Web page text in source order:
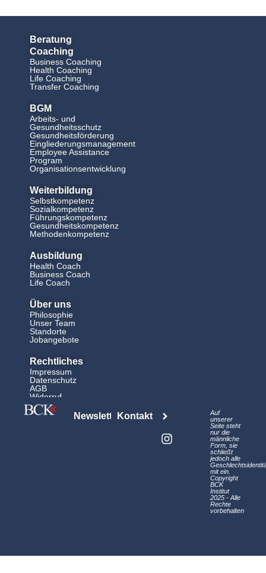
Beratung
Coaching
Business Coaching
Health Coaching
Life Coaching
Transfer Coaching
BGM
Arbeits- und
Gesundheitsschutz
Gesundheitsförderung
Eingliederungsmanagement
Employee Assistance
Program
Organisationsentwicklung
Weiterbildung
Selbstkompetenz
Sozialkompetenz
Führungskompetenz
Gesundheitskompetenz
Methodenkompetenz
Ausbildung
Health Coach
Business Coach
Life Coach
Über uns
Philosophie
Unser Team
Standorte
Jobangebote
Rechtliches
Impressum
Datenschutz
AGB
Widerruf
NewsletterKontakt
i
n
k
n
s
t
Auf
unserer
Seite steht
nur die
männliche
Form, sie
schließt
jedoch alle
mit ein.
Copyright
BCK
Institut
2025 - Alle
Rechte
vorbehalten